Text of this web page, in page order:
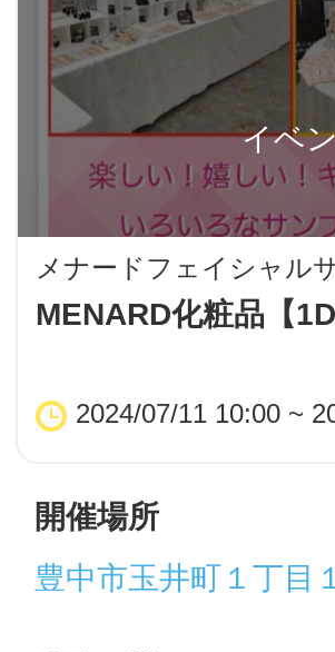
イベ
メナードフェイシャル
MENARD化粧品【
2024/07/11 10:00 ~
X
LINE
開催場所
豊中市玉井町１丁目
加盟ス
地域に